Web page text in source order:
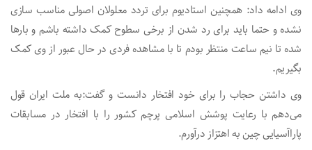
وی ادامه داد: همچنین استادیوم برای تردد معلولان اصولی مناسب سازی
نشده و حتما باید برای رد شدن از برخی سطوح کمک داشته باشم و بارها
شده تا نیم ساعت منتظر بودم تا با مشاهده فردی در حال عبور از وی کمک
بگیریم.
وی داشتن حجاب را برای خود افتخار دانست و گفت:‌به ملت ایران قول
می‌دهم با رعایت پوشش اسلامی پرچم کشور را با افتخار در مسابقات
پاراآسیایی چین به اهتزاز درآورم.